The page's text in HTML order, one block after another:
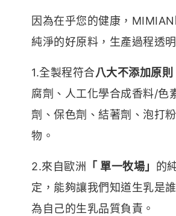
因為在乎您的健康，
純淨的好原料，生產過程透明
1.全製程符合八大不添加原則
腐劑、人工化學合成香料/色
劑、保色劑、結著劑、泡打
物。
2.來自歐洲 「 單一牧場」 的
定，能夠讓我們知道生乳是
為自己的生乳品質負責。